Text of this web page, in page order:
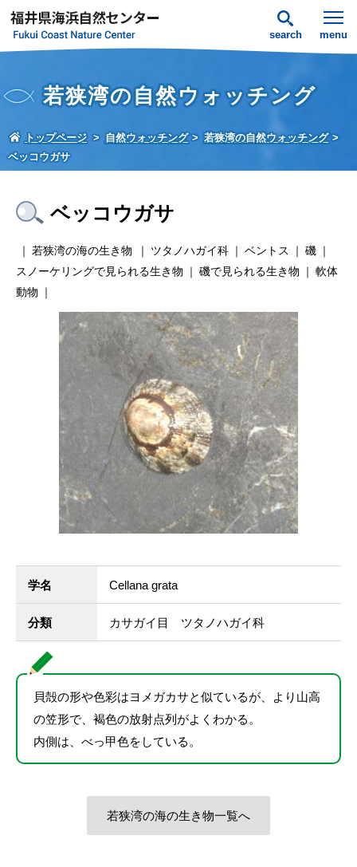
search menu
若狭湾の自然ウォッチング
トップページ 自然ウォッチング
若狭湾の自然ウォッチング
ベッコウガサ
ベッコウガサ
若狭湾の海の生き物 ツタノハガイ科 ベントス
磯
スノーケリングで見られる生き物
磯で見られる生き物
軟体
動物
学名 Cellana grata
分類 カサガイ目 ツタノハガイ科
貝殻の形や色彩はヨメガカサと似ているが、より山高
の笠形で、褐色の放射点列がよくわかる。
内側は、べっ甲色をしている。
若狭湾の海の生き物一覧へ